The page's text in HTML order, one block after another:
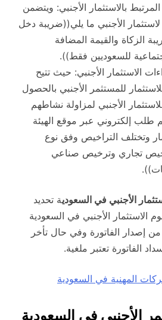
بالاستثمار الأجنبي: ويتضمن
لاستثمار الأجنبي ما يلي((ضريبة دخل
الزكاة والقيمة المضافة
للسعوديين فقط)).
الاستثمار الأجنبي: حيث تتيح
للمستثمر الأجنبي بالحصول
الأجنبي لمزاولة نشاطهم
طلب إلكتروني عبر موقع الهيئة
وتختلف التراخيص وفق نوع
تجاري وترخيص صناعي
الأجنبي في السعودية تحديد
الاستثمار الأجنبي في السعودية
تكون 60 يوماً من إصدار الفاتورة وفي حال تأخر
الفاتورة تعتبر ملغية.
المهنية في السعودية
الأجنبي في السعودية